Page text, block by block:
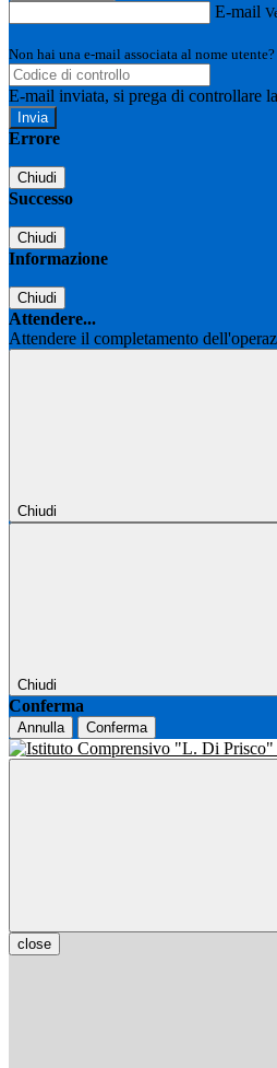
E-mail
Non hai una e-mail associata al nome
E-mail inviata, si prega di controllare
Errore
Chiudi
Successo
Chiudi
Informazione
Chiudi
Attendere...
Attendere il completamento
Chiudi
Chiudi
Conferma
Annulla Conferma
close